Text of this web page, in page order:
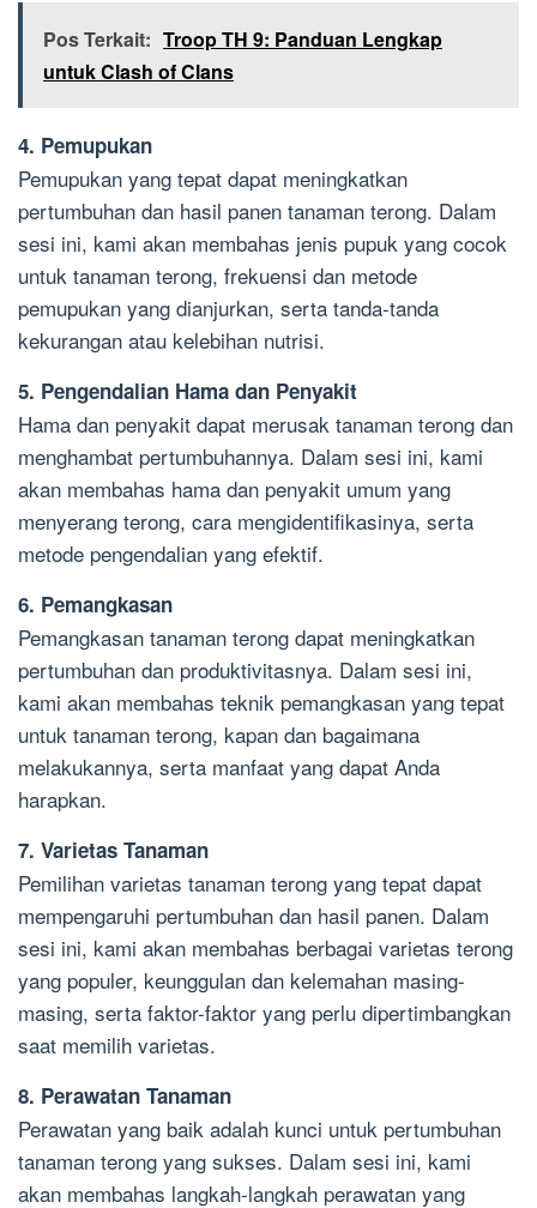
Pos Terkait: Troop TH 9: Panduan Lengkap
untuk Clash of Clans
4. Pemupukan
Pemupukan yang tepat dapat meningkatkan
pertumbuhan dan hasil panen tanaman terong. Dalam
sesi ini, kami akan membahas jenis pupuk yang cocok
untuk tanaman terong, frekuensi dan metode
pemupukan yang dianjurkan, serta tanda-tanda
kekurangan atau kelebihan nutrisi.
5. Pengendalian Hama dan Penyakit
Hama dan penyakit dapat merusak tanaman terong dan
menghambat pertumbuhannya. Dalam sesi ini, kami
akan membahas hama dan penyakit umum yang
menyerang terong, cara mengidentifikasinya, serta
metode pengendalian yang efektif.
6. Pemangkasan
Pemangkasan tanaman terong dapat meningkatkan
pertumbuhan dan produktivitasnya. Dalam sesi ini,
kami akan membahas teknik pemangkasan yang tepat
untuk tanaman terong, kapan dan bagaimana
melakukannya, serta manfaat yang dapat Anda
harapkan.
7. Varietas Tanaman
Pemilihan varietas tanaman terong yang tepat dapat
mempengaruhi pertumbuhan dan hasil panen. Dalam
sesi ini, kami akan membahas berbagai varietas terong
yang populer, keunggulan dan kelemahan masing-
masing, serta faktor-faktor yang perlu dipertimbangkan
saat memilih varietas.
8. Perawatan Tanaman
Perawatan yang baik adalah kunci untuk pertumbuhan
tanaman terong yang sukses. Dalam sesi ini, kami
akan membahas langkah-langkah perawatan yang